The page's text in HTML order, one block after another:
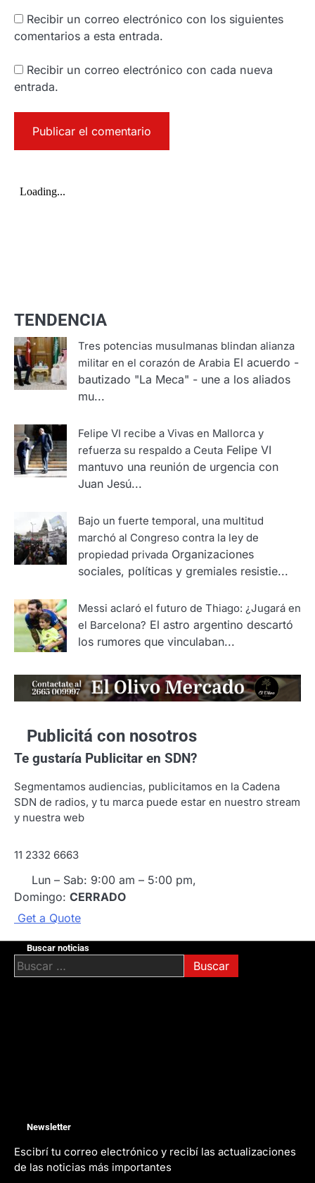
Recibir un correo electrónico con los siguientes
comentarios a esta entrada.
Recibir un correo electrónico con cada nueva
entrada.
TENDENCIA
Tres potencias musulmanas blindan alianza
militar en el corazón de Arabia El acuerdo -
bautizado "La Meca" - une a los aliados
mu...
Felipe VI recibe a Vivas en Mallorca y
refuerza su respaldo a Ceuta Felipe VI
mantuvo una reunión de urgencia con
Juan Jesú...
Bajo un fuerte temporal, una multitud
marchó al Congreso contra la ley de
propiedad privada Organizaciones
sociales, políticas y gremiales resistie...
Messi aclaró el futuro de Thiago: ¿Jugará en
el Barcelona? El astro argentino descartó
los rumores que vinculaban...
Publicitá con nosotros
Te gustaría Publicitar en SDN?
Segmentamos audiencias, publicitamos en la Cadena
SDN de radios, y tu marca puede estar en nuestro stream
y nuestra web
11 2332 6663
Lun – Sab: 9:00 am – 5:00 pm,
Domingo: CERRADO
Get a Quote
Buscar noticias
Buscar:
Newsletter
Escibrí tu correo electrónico y recibí las actualizaciones
de las noticias más importantes